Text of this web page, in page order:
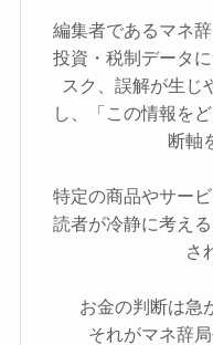
編集者であるマネ
投資・税制データ
スク、誤解が生じ
し、「この情報を
断軸
特定の商品やサー
読者が冷静に考え
さ
お金の判断は急
それがマネ辞